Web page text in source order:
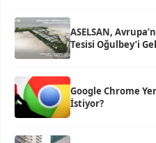
ASELSAN,
Tesisi Oğulbey’i
Google Chrome
İstiyor?